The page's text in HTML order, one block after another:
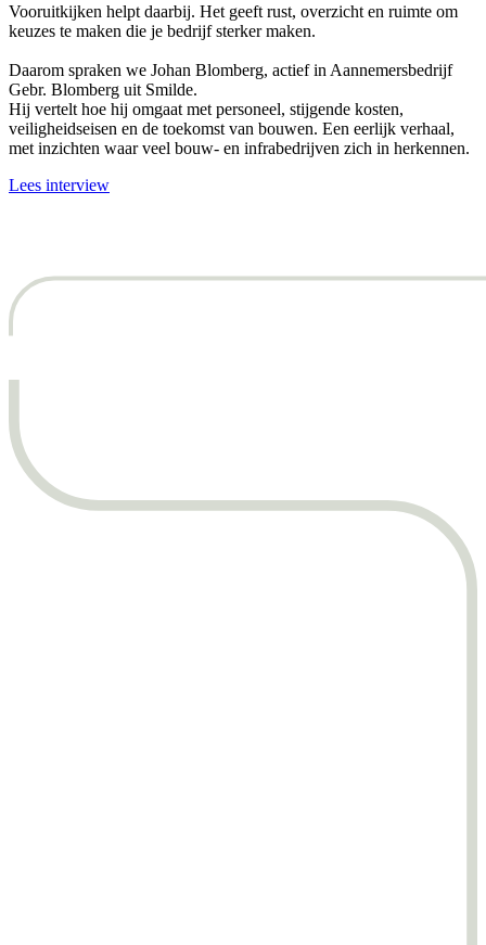
Vooruitkijken helpt daarbij. Het geeft rust, overzicht en ruimte om
keuzes te maken die je bedrijf sterker maken.
Daarom spraken we Johan Blomberg, actief in Aannemersbedrijf
Gebr. Blomberg uit Smilde.
Hij vertelt hoe hij omgaat met personeel, stijgende kosten,
veiligheidseisen en de toekomst van bouwen. Een eerlijk verhaal,
met inzichten waar veel bouw- en infrabedrijven zich in herkennen.
Lees interview